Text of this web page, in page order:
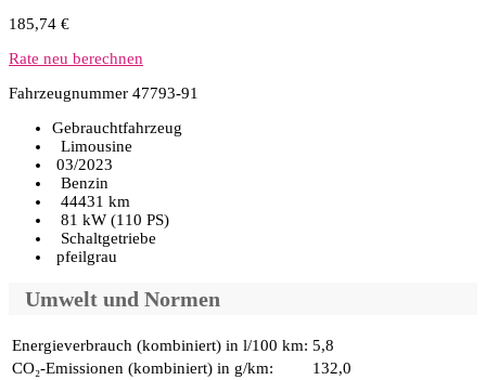
185,74 €
Rate neu berechnen
Fahrzeugnummer 47793-91
Gebrauchtfahrzeug
Limousine
03/2023
Benzin
44431 km
81 kW (110 PS)
Schaltgetriebe
pfeilgrau
Umwelt und Normen
Energieverbrauch (kombiniert) in l/100 km: 5,8
CO₂-Emissionen (kombiniert) in g/km:
132,0